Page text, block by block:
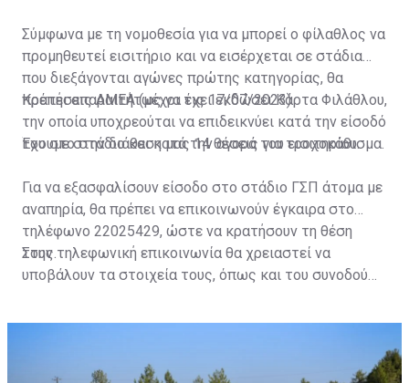
Σύμφωνα με τη νομοθεσία για να μπορεί ο φίλαθλος να
προμηθευτεί εισιτήριο και να εισέρχεται σε στάδια
που διεξάγονται αγώνες πρώτης κατηγορίας, θα
πρέπει απαραιτήτως να έχει εκδώσει Κάρτα Φιλάθλου,
την οποία υποχρεούται να επιδεικνύει κατά την είσοδό
του στο στάδιο και κατά την αγορά του εισιτηρίου.
Κρατήσεις ΑΜΕΑ (μέχρι τις 17/07/2023)
Έχουμε στην διάθεση μας 14 θέσεις για τροχοκάθισμα.
Για να εξασφαλίσουν είσοδο στο στάδιο ΓΣΠ άτομα με
αναπηρία, θα πρέπει να επικοινωνούν έγκαιρα στο
τηλέφωνο 22025429, ώστε να κρατήσουν τη θέση
τους.
Στην τηλεφωνική επικοινωνία θα χρειαστεί να
υποβάλουν τα στοιχεία τους, όπως και του συνοδού